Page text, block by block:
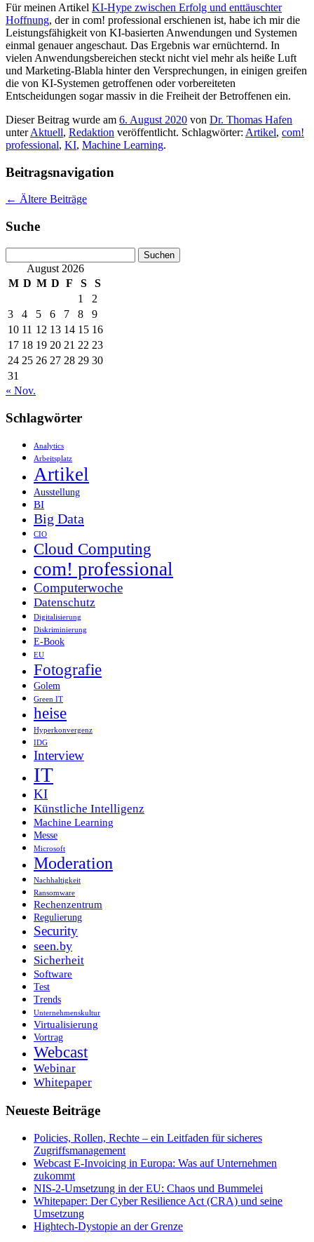
Für meinen Artikel KI-Hype zwischen Erfolg und enttäuschter
Hoffnung, der in com! professional erschienen ist, habe ich mir die
Leistungsfähigkeit von KI-basierten Anwendungen und Systemen
einmal genauer angeschaut. Das Ergebnis war ernüchternd. In
vielen Anwendungsbereichen steckt nicht viel mehr als heiße Luft
und Marketing-Blabla hinter den Versprechungen, in einigen greifen
die von KI-Systemen getroffenen oder vorbereiteten
Entscheidungen sogar massiv in die Freiheit der Betroffenen ein.
Dieser Beitrag wurde am 6. August 2020 von Dr. Thomas Hafen
unterAktuell, Redaktion veröffentlicht. Schlagwörter: Artikel, com!
professional, KI, Machine Learning.
Beitragsnavigation
← Ältere Beiträge
Suche
nach:August 2026
M D M D F S
S
1
2
3
4 5 6 7 8
9
10 11 12 13 14 15 16
17 18 19 20 21 22 23
24 25 26 27 28 29 30
31
« Nov.
Schlagwörter
Analytics
Arbeitsplatz
Artikel
Ausstellung
BI
Big Data
CIO
Cloud Computing
com! professional
Computerwoche
Datenschutz
Digitalisierung
Diskriminierung
E-Book
EU
Fotografie
Golem
Green IT
heise
Hyperkonvergenz
IDG
Interview
IT
KI
Künstliche Intelligenz
Machine Learning
Messe
Microsoft
Moderation
Nachhaltigkeit
Ransomware
Rechenzentrum
Regulierung
Security
seen.by
Sicherheit
Software
Test
Trends
Unternehmenskultur
Virtualisierung
Vortrag
Webcast
Webinar
Whitepaper
Neueste Beiträge
Policies, Rollen, Rechte – ein Leitfaden für sicheres
Zugriffsmanagement
Webcast E-Invoicing in Europa: Was auf Unternehmen
zukommt
NIS-2-Umsetzung in der EU: Chaos und Bummelei
Whitepaper: Der Cyber Resilience Act (CRA) und seine
Umsetzung
Hightech-Dystopie an der Grenze